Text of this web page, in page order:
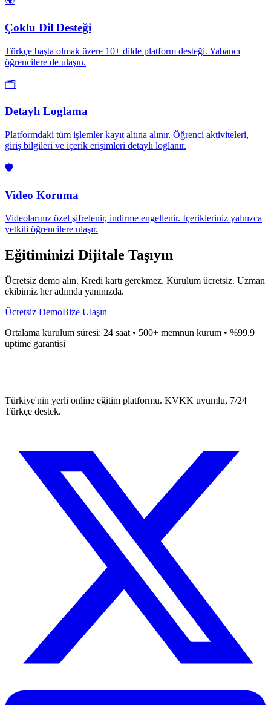
Çoklu Dil Desteği
Türkçe başta olmak üzere 10+ dilde platform desteği. Yabancı
öğrencilere de ulaşın.
🗂️
Detaylı Loglama
Platformdaki tüm işlemler kayıt altına alınır. Öğrenci aktiviteleri,
giriş bilgileri ve içerik erişimleri detaylı loglanır.
🛡️
Video Koruma
Videolarınız özel şifrelenir, indirme engellenir. İçerikleriniz yalnızca
yetkili öğrencilere ulaşır.
Eğitiminizi Dijitale Taşıyın
Ücretsiz demo alın. Kredi kartı gerekmez. Kurulum ücretsiz. Uzman
ekibimiz her adımda yanınızda.
Ücretsiz DemoBize Ulaşın
Ortalama kurulum süresi: 24 saat • 500+ memnun kurum • %99.9
uptime garantisi
Türkiye'nin yerli online eğitim platformu. KVKK uyumlu, 7/24
Türkçe destek.